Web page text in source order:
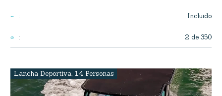
: Incluido
: 2 de 350
Lancha Deportiva, 14 Personas